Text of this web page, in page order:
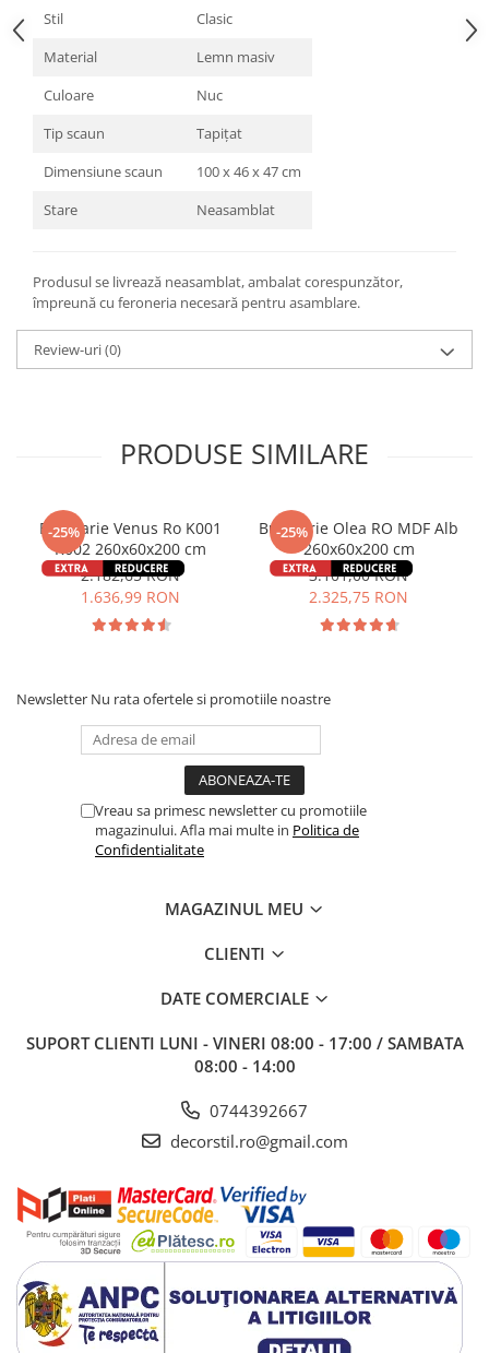
Stil
Clasic
Material
Lemn masiv
Culoare
Nuc
Tip scaun
Tapițat
Dimensiune scaun
100 x 46 x 47 cm
Stare
Neasamblat
Produsul se livrează neasamblat, ambalat corespunzător,
împreună cu feroneria necesară pentru asamblare.
Review-uri(0)
PRODUSE SIMILARE
-25%
Bucatarie Venus Ro K001
K002 260x60x200 cm
2.182,65 RON
1.636,99 RON
-25%
Bucătărie Olea RO MDF Alb
260x60x200 cm
3.101,00 RON
2.325,75 RON
Newsletter Nu rata ofertele si promotiile noastre
Vreau sa primesc newsletter cu promotiile
magazinului. Afla mai multe in Politica de
Confidentialitate
MAGAZINUL MEU
CLIENTI
DATE COMERCIALE
SUPORT CLIENTI LUNI - VINERI 08:00 - 17:00 / SAMBATA
08:00 - 14:00
0744392667
decorstil.ro@gmail.com